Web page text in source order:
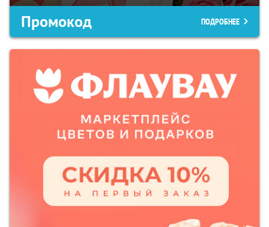
Промокод ПОДРОБНЕЕ